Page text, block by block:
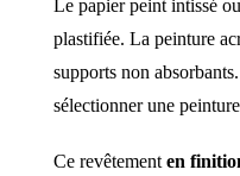
Le papier peint intissé
plastifiée. La peinture
supports non
sélectionner une
Ce revêtement en